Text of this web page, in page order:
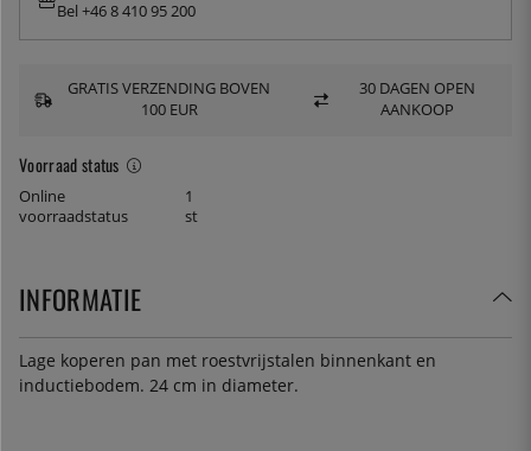
Voorraad status
Online
voorraadstatus
1
st
Bel +46 8 410 95 200
GRATIS VERZENDING BOVEN
100 EUR
30 DAGEN OPEN
AANKOOP
INFORMATIE
Lage koperen pan met roestvrijstalen binnenkant en
inductiebodem. 24 cm in diameter.